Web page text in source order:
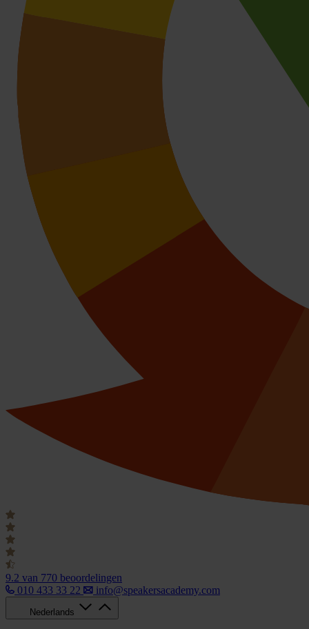
9.2 van 770 beoordelingen
010 433 33 22
info@speakersacademy.com
Nederlands